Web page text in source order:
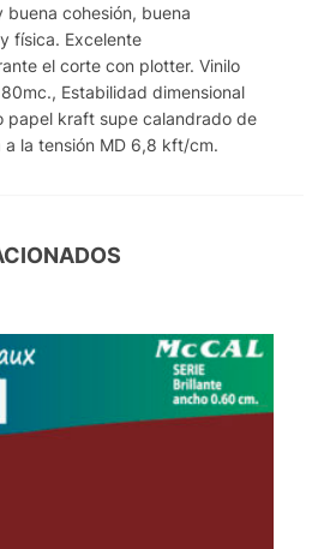
cohesión, buena
física. Excelente
el corte con plotter. Vinilo
Estabilidad dimensional
papel kraft supe calandrado de
a la tensión MD 6,8 kft/cm.